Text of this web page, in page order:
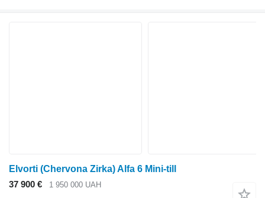
Elvorti (Chervona Zirka) Alfa 6 Mini-till
37 900 €
1 950 000 UAH